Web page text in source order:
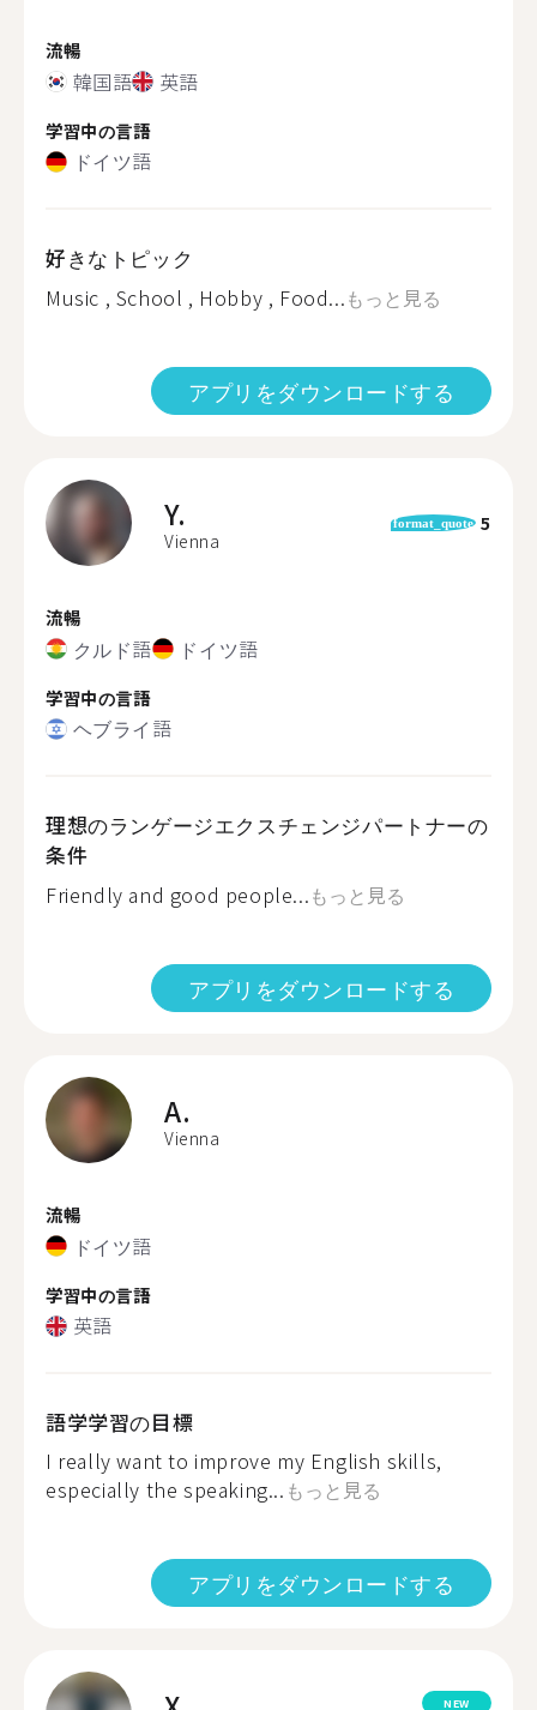
流暢
韓国語 英語
学習中の言語
ドイツ語
好きなトピック
Music , School , Hobby , Food...もっと見る
アプリをダウンロードする
Y.
Vienna
format_quote 5
流暢
クルド語 ドイツ語
学習中の言語
ヘブライ語
理想のランゲージエクスチェンジパートナーの
条件
Friendly and good people...もっと見る
アプリをダウンロードする
A.
Vienna
流暢
ドイツ語
学習中の言語
英語
語学学習の目標
I really want to improve my English skills,
especially the speaking... もっと見る
アプリをダウンロードする
NEW